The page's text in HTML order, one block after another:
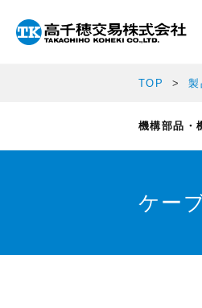
TOP 製
機構部品・
ケー